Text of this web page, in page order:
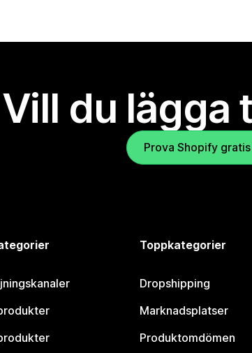
Vill du lägga
Prova Shopify
Toppkategorier
Dropshipping
Marknadsplatser
Produktomdömen